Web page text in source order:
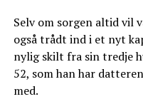
Selv om sorgen altid vil
også trådt ind i et nyt
nylig skilt fra sin tredje
52, som han har
med.